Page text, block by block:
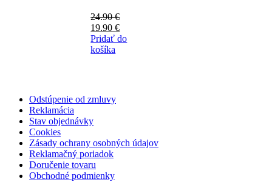
24.90€
Pôvodná
cena
bola:
19.90€Aktuálna
cena
Pridať do
košíka
Odstúpenie od zmluvy
Reklamácia
Stav objednávky
Cookies
Zásady ochrany osobných údajov
Reklamačný poriadok
Doručenie tovaru
Obchodné podmienky